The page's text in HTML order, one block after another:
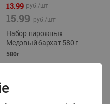
13.99 руб./шт
15.99 руб./шт
Набор пирожных
Медовый бархат 580 г
580г